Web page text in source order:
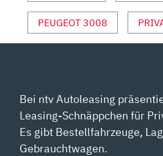
ANZEIGEN
PEUGEOT 3008
Bei ntv Autoleasing
Leasing-Schnäppchen für
Es gibt Bestellfahrzeuge,
Gebrauchtwagen.